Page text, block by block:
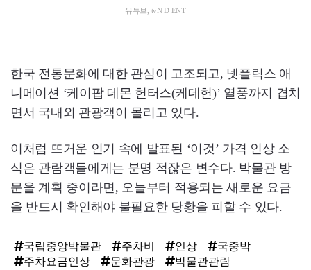
유튜브, tvN D ENT
한국 전통문화에 대한 관심이 고조되고, 넷플릭스 애
니메이션 ‘케이팝 데몬 헌터스(케데헌)’ 열풍까지 겹치
면서 국내외 관광객이 몰리고 있다.
이처럼 뜨거운 인기 속에 발표된 ‘이것’ 가격 인상 소
식은 관람객들에게는 분명 적잖은 변수다. 박물관 방
문을 계획 중이라면, 오늘부터 적용되는 새로운 요금
을 반드시 확인해야 불필요한 당황을 피할 수 있다.
국립중앙박물관 주차비 인상
국중박
주차요금인상
문화관광
박물관관람